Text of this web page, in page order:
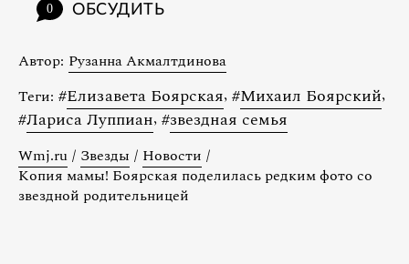
0 ОБСУДИТЬ
Автор: Рузанна Акмалтдинова
Теги: #Елизавета Боярская, #Михаил Боярский,
#Лариса Луппиан, #звездная семья
Wmj.ru / Звезды / Новости /
Копия мамы! Боярская поделилась редким фото со
звездной родительницей